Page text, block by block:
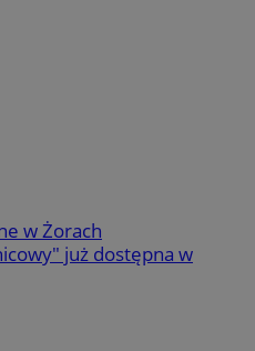
w Żorach
już dostępna w